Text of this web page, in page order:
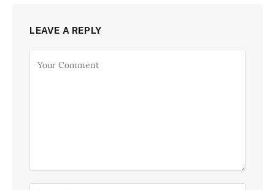
LEAVE A REPLY